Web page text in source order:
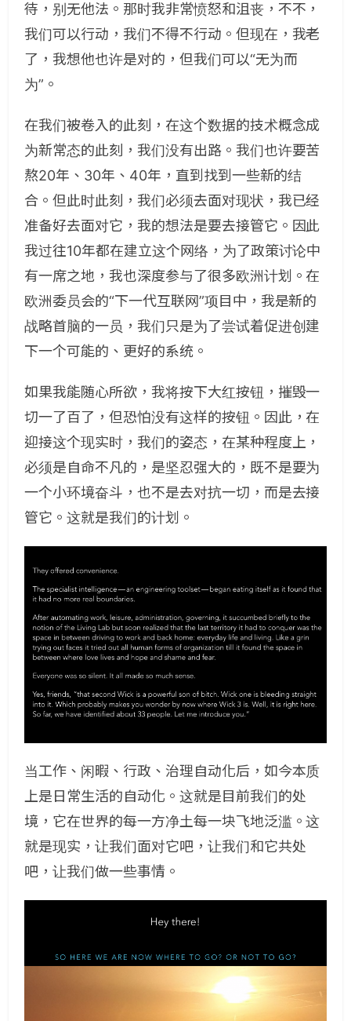
待，别无他法。那时我非常愤怒和沮丧，不不，
我们可以行动，我们不得不行动。但现在，我老
了，我想他也许是对的，但我们可以“无为而
为”。
在我们被卷入的此刻，在这个数据的技术概念成
为新常态的此刻，我们没有出路。我们也许要苦
熬20年、30年、40年，直到找到一些新的结
合。但此时此刻，我们必须去面对现状，我已经
准备好去面对它，我的想法是要去接管它。因此
我过往10年都在建立这个网络，为了政策讨论中
有一席之地，我也深度参与了很多欧洲计划。在
欧洲委员会的“下一代互联网”项目中，我是新的
战略首脑的一员，我们只是为了尝试着促进创建
下一个可能的、更好的系统。
如果我能随心所欲，我将按下大红按钮，摧毁一
切一了百了，但恐怕没有这样的按钮。因此，在
迎接这个现实时，我们的姿态，在某种程度上，
必须是自命不凡的，是坚忍强大的，既不是要为
一个小环境奋斗，也不是去对抗一切，而是去接
管它。这就是我们的计划。
当工作、闲暇、行政、治理自动化后，如今本质
上是日常生活的自动化。这就是目前我们的处
境，它在世界的每一方净土每一块飞地泛滥。这
就是现实，让我们面对它吧，让我们和它共处
吧，让我们做一些事情。